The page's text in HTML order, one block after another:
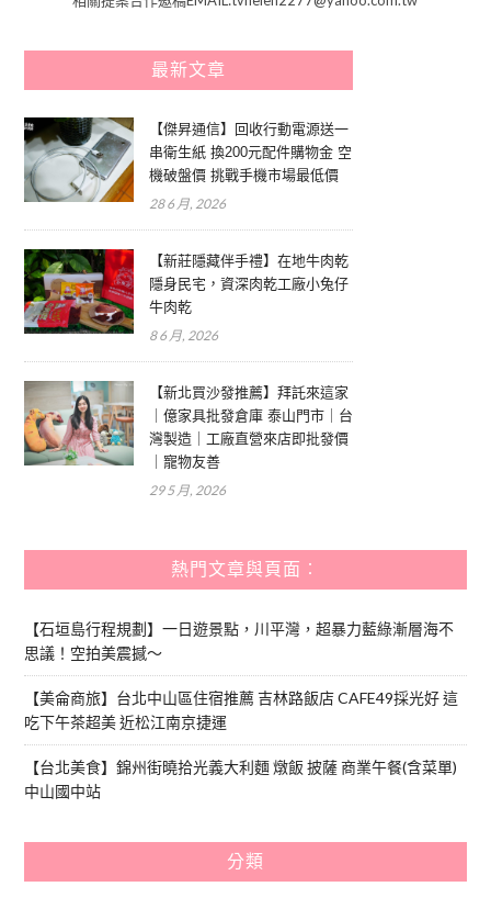
最新文章
【傑昇通信】回收行動電源送一
串衛生紙 換200元配件購物金 空
機破盤價 挑戰手機市場最低價
28 6 月, 2026
【新莊隱藏伴手禮】在地牛肉乾
隱身民宅，資深肉乾工廠小兔仔
牛肉乾
8 6 月, 2026
【新北買沙發推薦】拜託來這家
｜億家具批發倉庫 泰山門市｜台
灣製造｜工廠直營來店即批發價
｜寵物友善
29 5 月, 2026
熱門文章與頁面︰
【石垣島行程規劃】一日遊景點，川平灣，超暴力藍綠漸層海不
思議！空拍美震撼～
【美侖商旅】台北中山區住宿推薦 吉林路飯店 CAFE49採光好 這
吃下午茶超美 近松江南京捷運
【台北美食】錦州街曉拾光義大利麵 燉飯 披薩 商業午餐(含菜單)
中山國中站
分類